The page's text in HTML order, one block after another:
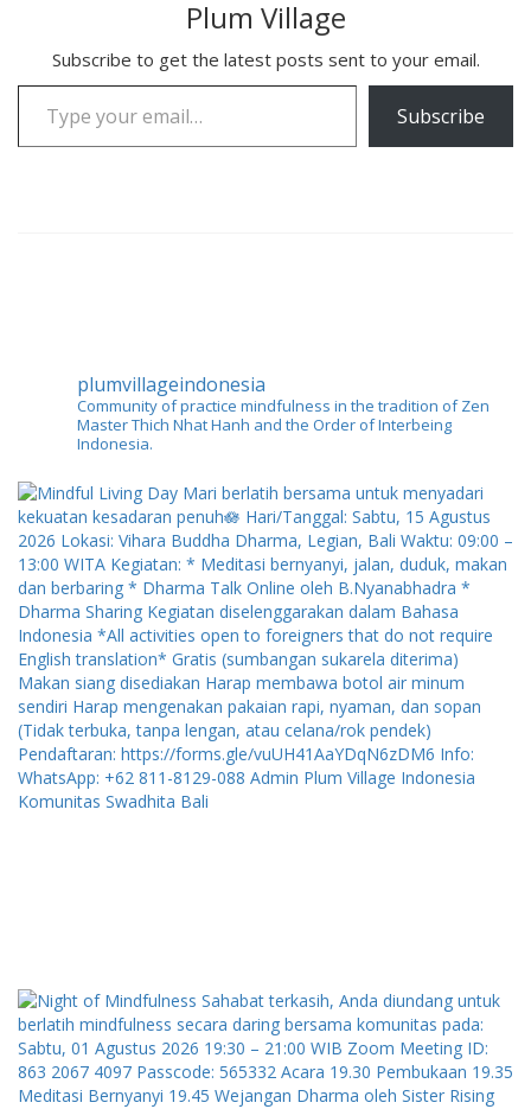
Plum Village
Subscribe to get the latest posts sent to your email.
Type your email…
Subscribe
plumvillageindonesia
Community of practice mindfulness in the tradition of Zen
Master Thich Nhat Hanh and the Order of Interbeing
Indonesia.